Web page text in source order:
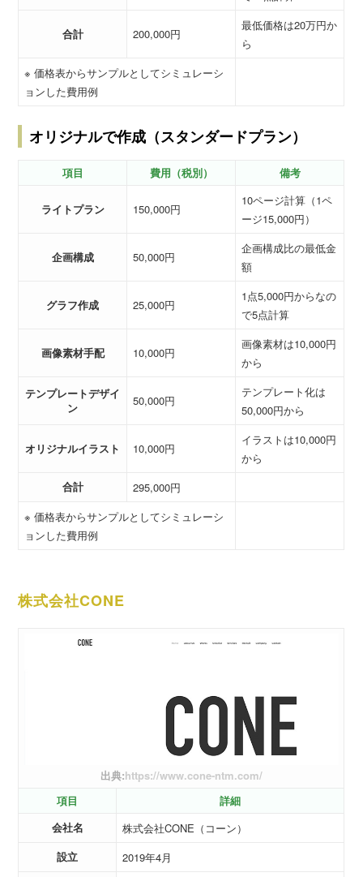
合計 200,000円
最低価格は20万円か
ら
※ 価格表からサンプルとしてシミュレーシ
ョンした費用例
オリジナルで作成（スタンダードプラン）
項目 費用（税別） 備考
ライトプラン 150,000円
10ページ計算（1ペ
ージ15,000円）
企画構成 50,000円
企画構成比の最低金
額
グラフ作成 25,000円
1点5,000円からなの
で5点計算
画像素材手配 10,000円
画像素材は10,000円
から
テンプレートデザイ
ン
50,000円
テンプレート化は
50,000円から
オリジナルイラスト 10,000円
イラストは10,000円
から
合計
295,000円
※ 価格表からサンプルとしてシミュレーシ
ョンした費用例
株式会社CONE
出典:https://www.cone-ntm.com/
項目
詳細
会社名
株式会社CONE（コーン）
設立
2019年4月